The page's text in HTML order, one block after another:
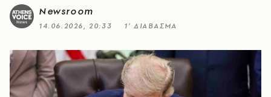
Newsroom
14.06.2026, 20:33 1’ ΔΙΑΒΑΣΜΑ